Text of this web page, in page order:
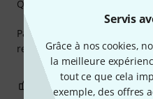
Servis
Grâce à nos cookies,
la meilleure
tout ce que cela
exemple, des offres
Pas grand chose a dire ce
remplisse leurs fonction.
Qualité de fabrication
0